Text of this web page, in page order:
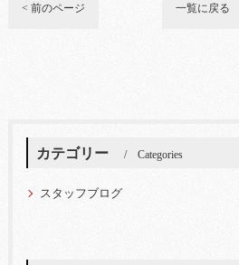
< 前のページ 一覧に戻る
カテゴリー Categories
スタッフブログ